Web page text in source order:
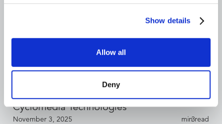
Show details
Allow all
Deny
Bryan Mueller benoemd tot CFO van
Cyclomedia Technologies
Sébastien Fraysse benoemd tot CCO van
Cyclomedia Technologies
November 3, 2025 3
min read